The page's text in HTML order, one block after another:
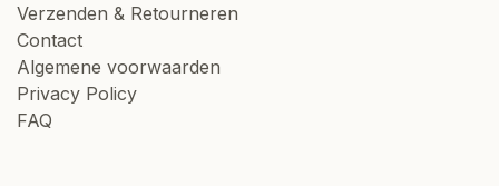
Verzenden & Retourneren
Contact
Algemene voorwaarden
Privacy Policy
FAQ